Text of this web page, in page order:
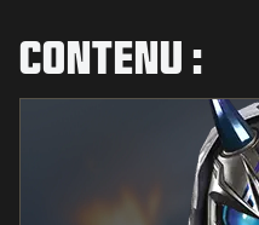
ESPORTS
CONTENU :